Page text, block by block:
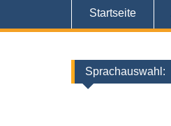
Startseite
Sprachauswahl: